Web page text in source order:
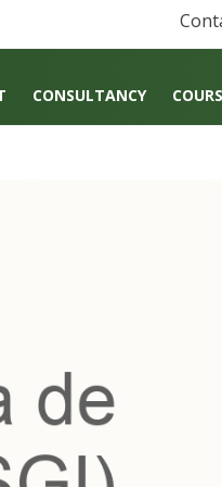
CONSULTANCY